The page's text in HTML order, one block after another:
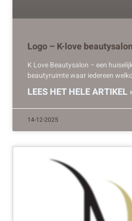
Logo – K-love beautysalon
K Love Beautysalon – een
beautyruimte waar iedereen
LEES HET HELE ARTIKEL
14-12-2025